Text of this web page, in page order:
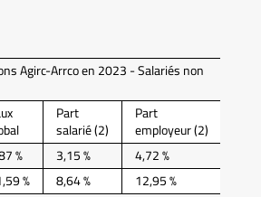
Agirc-Arrco en 2023 - Salariés non
Part
salarié (2)
Part
employeur (2)
% 3,15 %
4,72 %
% 8,64 %
12,95 %